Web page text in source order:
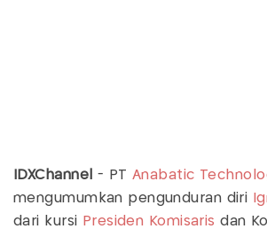
IDXChannel - PTAnabatic
mengumumkan pengunduran diri
dari kursi Presiden Komisaris dan